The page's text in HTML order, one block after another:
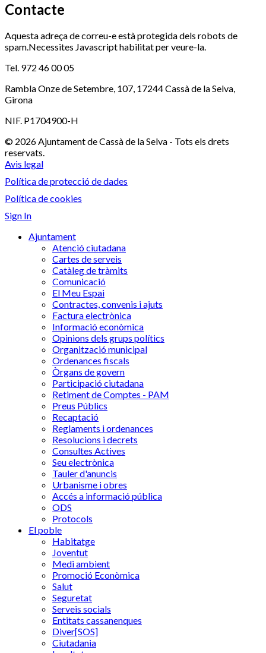
Contacte
Aquesta adreça de correu-e està protegida dels robots de
spam.Necessites Javascript habilitat per veure-la.
Tel. 972 46 00 05
Rambla Onze de Setembre, 107, 17244 Cassà de la Selva,
Girona
NIF. P1704900-H
© 2026 Ajuntament de Cassà de la Selva - Tots els drets
reservats.
Avis legal
Política de protecció de dades
Política de cookies
Sign In
Ajuntament
Atenció ciutadana
Cartes de serveis
Catàleg de tràmits
Comunicació
El Meu Espai
Contractes, convenis i ajuts
Factura electrònica
Informació econòmica
Opinions dels grups polítics
Organització municipal
Ordenances fiscals
Òrgans de govern
Participació ciutadana
Retiment de Comptes - PAM
Preus Públics
Recaptació
Reglaments i ordenances
Resolucions i decrets
Consultes Actives
Seu electrònica
Tauler d'anuncis
Urbanisme i obres
Accés a informació pública
ODS
Protocols
El poble
Habitatge
Joventut
Medi ambient
Promoció Econòmica
Salut
Seguretat
Serveis socials
Entitats cassanenques
Diver[SOS]
Ciutadania